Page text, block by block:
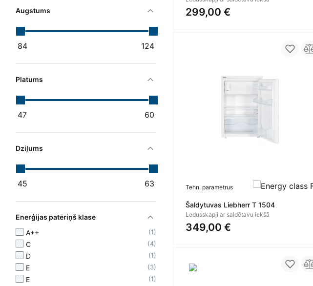
Augstums
84 124
Platums
47 60
Dziļums
45 63
Enerģijas patēriņš klase
A++
1
C 4
D 1
E 3
E 1
299,00 €
Tehn. parametrus
Šaldytuvas Liebherr T 1504
Ledusskapji ar saldētavu iekšā
349,00 €